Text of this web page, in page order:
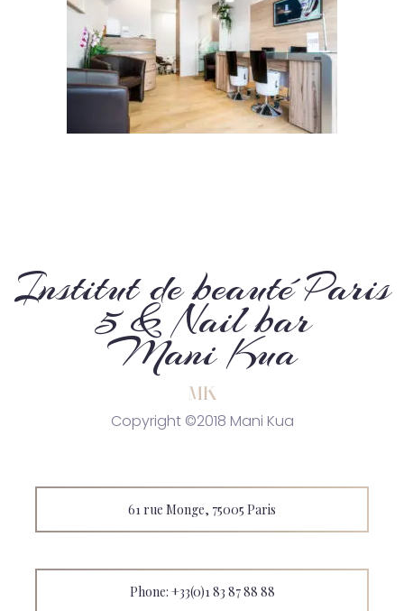
Institut de beauté Paris
5 & Nail bar
Mani Kua
Copyright ©2018 Mani Kua
61 rue Monge, 75005 Paris
Phone: +33(0)1 83 87 88 88